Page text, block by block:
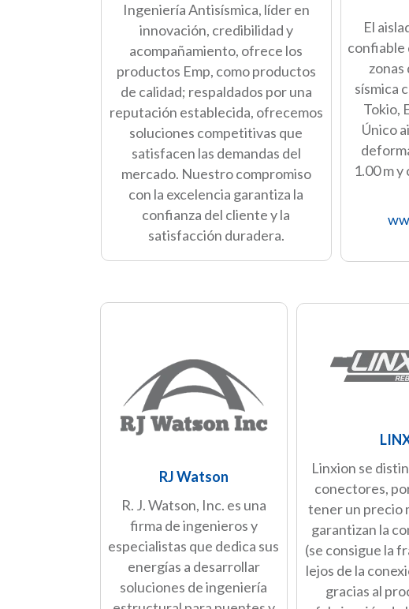
Ingeniería Antisísmica, líder en
innovación, credibilidad y
acompañamiento, ofrece los
productos Emp, como productos
de calidad; respaldados por una
reputación establecida, ofrecemos
soluciones competitivas que
satisfacen las demandas del
mercado. Nuestro compromiso
con la excelencia garantiza la
confianza del cliente y la
satisfacción duradera.
El
confiable
zonas
sísmica
Tokio,
Único
1.00 m
RJ Watson
R. J. Watson, Inc. es una
firma de ingenieros y
especialistas que dedica sus
energías a desarrollar
soluciones de ingeniería
Linxion se
conectores,
tener un precio
garantizan la
(se consigue la
lejos de la
gracias al